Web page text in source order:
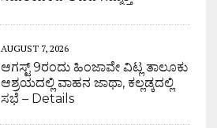
AUGUST 7, 2026
ಆಗಸ್ಟ್ 9ರಂದು ಹಿಂಜಾವೇ ವಿಟ್ಲ ತಾಲೂಕು
ಆಶ್ರಯದಲ್ಲಿ ವಾಹನ ಜಾಥಾ, ಕಲ್ಲಡ್ಕದಲ್ಲಿ
ಸಭೆ – Details